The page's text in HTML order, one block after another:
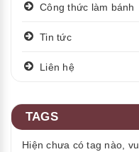
Công thức làm bánh
Tin tức
Liên hệ
TAGS
Hiện chưa có tag nào,